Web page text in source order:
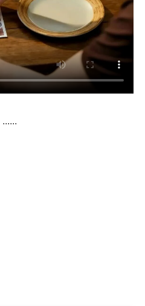
......